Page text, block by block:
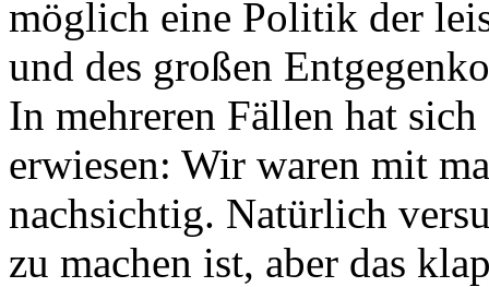
möglich eine Politik der
und des großen
In mehreren Fällen hat
erwiesen: Wir waren mit
nachsichtig. Natürlich
zu machen ist, aber das